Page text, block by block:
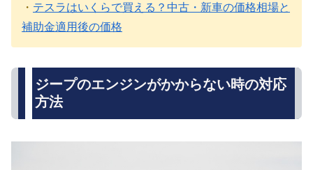
・ テスラはいくらで買える？中古・新車の価格相場と
補助金適用後の価格
ジープのエンジンがかからない時の対応
方法